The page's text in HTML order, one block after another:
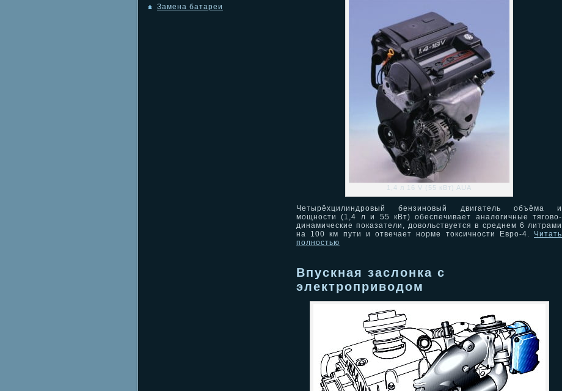
Замена батареи
1,4 л 16 V (55 кВт) AUA
Четырёхцилиндровый бензиновый двигатель объёма и
мощности (1,4 л и 55 кВт) обеспечивает аналогичные тягово-
динамические показатели, довольствуется в среднем 6 литрами
на 100 км пути и отвечает норме токсичности Eвро-4. Читать
полностью
Впускная заслонка с
электроприводом